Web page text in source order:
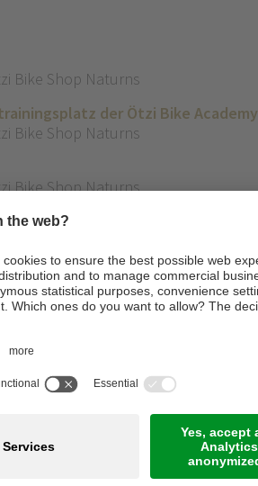
Bike Shop Naturns
der Ötzi Bike Academy
Bike Shop Naturns
Bike Shop Naturns
Kinder und Jugendliche
Bike Shop Naturns